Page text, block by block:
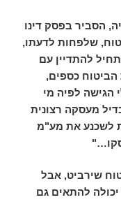
הסביר בפסק דינו
שלפחות לדעתו,
להתדיין עם
כספים,
הגישה לפיה מי
מעסקה רצונית
לשכנע את מע"מ
שירביט, אבל
להתאים גם